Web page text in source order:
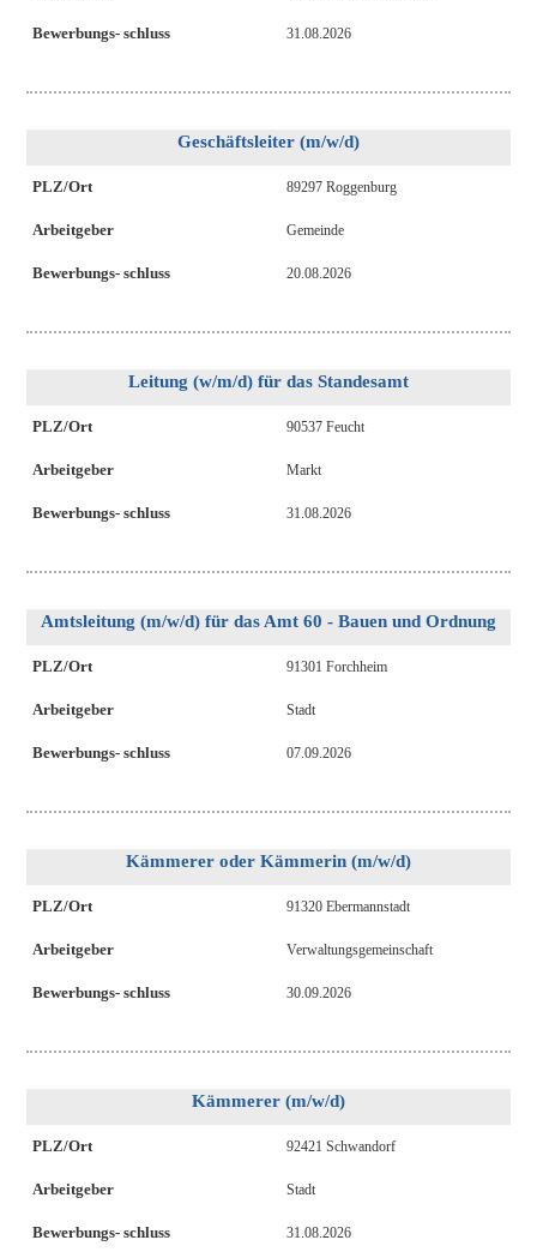
Bewerbungs- schluss 31.08.2026
Geschäftsleiter (m/w/d)
PLZ/Ort
Arbeitgeber
Bewerbungs- schluss
89297 Roggenburg
Gemeinde
20.08.2026
Leitung (w/m/d) für das Standesamt
PLZ/Ort
Arbeitgeber
Bewerbungs- schluss
90537 Feucht
Markt
31.08.2026
Amtsleitung (m/w/d) für das Amt 60 - Bauen und Ordnung
PLZ/Ort
Arbeitgeber
Bewerbungs- schluss
91301 Forchheim
Stadt
07.09.2026
Kämmerer oder Kämmerin (m/w/d)
PLZ/Ort
Arbeitgeber
Bewerbungs- schluss
91320 Ebermannstadt
Verwaltungsgemeinschaft
30.09.2026
Kämmerer (m/w/d)
PLZ/Ort
Arbeitgeber
Bewerbungs- schluss
92421 Schwandorf
Stadt
31.08.2026